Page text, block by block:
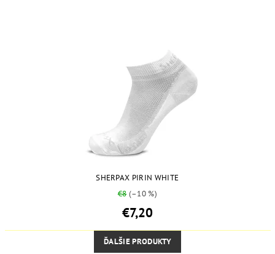
SHERPAX PIRIN WHITE
€8(–10 %)
€7,20
ĎALŠIE PRODUKTY